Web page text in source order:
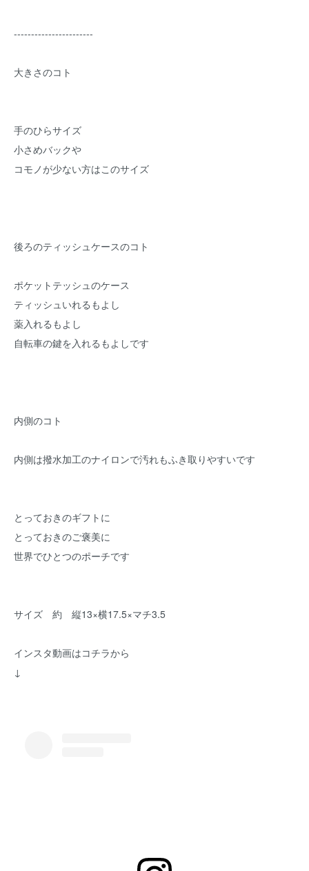
-----------------------
大きさのコト
手のひらサイズ
小さめバックや
コモノが少ない方はこのサイズ
後ろのティッシュケースのコト
ポケットテッシュのケース
ティッシュいれるもよし
薬入れるもよし
自転車の鍵を入れるもよしです
内側のコト
内側は撥水加工のナイロンで汚れもふき取りやすいです
とっておきのギフトに
とっておきのご褒美に
世界でひとつのポーチです
サイズ 約 縦13×横17.5×マチ3.5
インスタ動画はコチラから
↓